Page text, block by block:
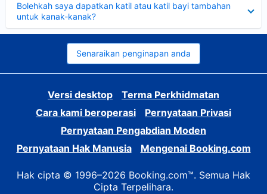
Bolehkah saya dapatkan katil atau katil bayi tambahan
untuk kanak-kanak?
Senaraikan penginapan anda
Versi desktop
Terma Perkhidmatan
Cara kami beroperasi
Pernyataan Privasi
Pernyataan Pengabdian Moden
Pernyataan Hak Manusia
Mengenai Booking.com
Hak cipta © 1996–2026 Booking.com™. Semua Hak
Cipta Terpelihara.